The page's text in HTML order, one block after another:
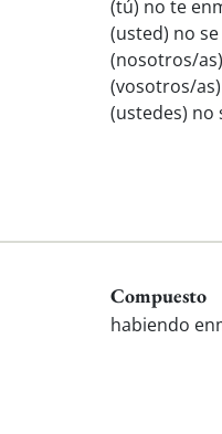
(tú) no te
(usted) no
(nosotros/
(vosotros/
(ustedes) no
Compuesto
habiendo